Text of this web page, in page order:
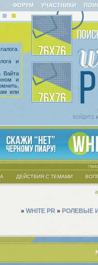
и
Вайта
и
или
тем.
ДЕЙСТВИЯ С ТЕМАМИ
ФОРУМ УЧАСТНИКИ
ВОЙДИТЕ
» WHITE PR » РОЛЕВЫЕ